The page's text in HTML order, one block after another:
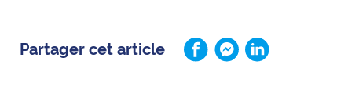
Partager cet article